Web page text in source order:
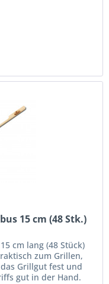
15 cm (48 Stk.)
cm lang (48 Stück)
zum Grillen,
Grillgut fest und
gut in der Hand.